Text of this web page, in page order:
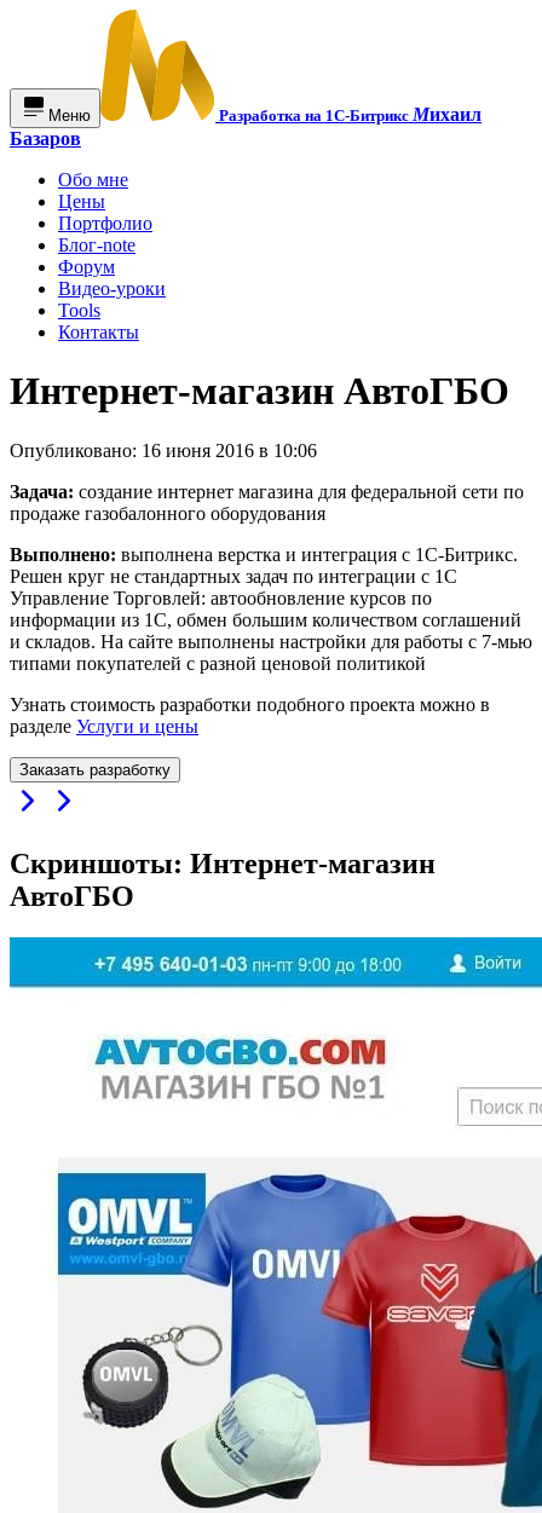
Меню Разработка на 1С-БитриксМихаил
Базаров
Обо мне
Цены
Портфолио
Блог-note
Форум
Видео-уроки
Tools
Контакты
Интернет-магазин АвтоГБО
Опубликовано: 16 июня 2016 в 10:06
Задача: создание интернет магазина для федеральной сети по
продаже газобалонного оборудования
Выполнено: выполнена верстка и интеграция с 1С-Битрикс.
Решен круг не стандартных задач по интеграции с 1С
Управление Торговлей: автообновление курсов по
информации из 1С, обмен большим количеством соглашений
и складов. На сайте выполнены настройки для работы с 7-мью
типами покупателей с разной ценовой политикой
Узнать стоимость разработки подобного проекта можно в
разделе Услуги и цены
Заказать разработку
Скриншоты: Интернет-магазин
АвтоГБО